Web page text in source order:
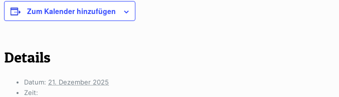
Zum Kalender hinzufügen
Details
Datum: 21. Dezember 2025
Zeit: